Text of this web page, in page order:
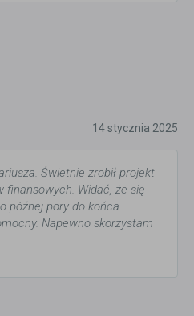
14 stycznia 2025
Świetnie zrobił projekt
finansowych. Widać, że się
późnej pory do końca
Napewno skorzystam